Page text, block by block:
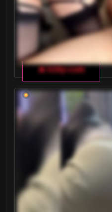
przyjemniejsze i bardziej
NAJLEPSZE
WŁOSKIEGO CZATU
Coraz więcej ludzi
dorosłych jako formy
poznawanie nowych
programy są najlepsze,
interakcji w języku
🔥 k1tty-cute